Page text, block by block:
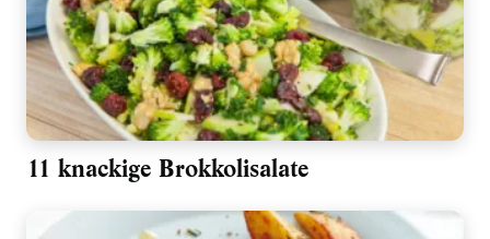
11 knackige Brokkolisalate